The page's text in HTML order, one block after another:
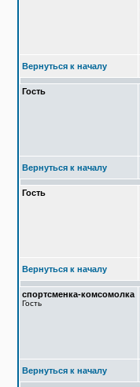
Вернуться к началу
Гость
Вернуться к началу
Гость
Вернуться к началу
спортсменка-комсомолка
Гость
Вернуться к началу